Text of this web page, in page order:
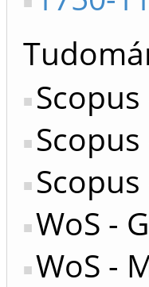
WoS -
WoS -